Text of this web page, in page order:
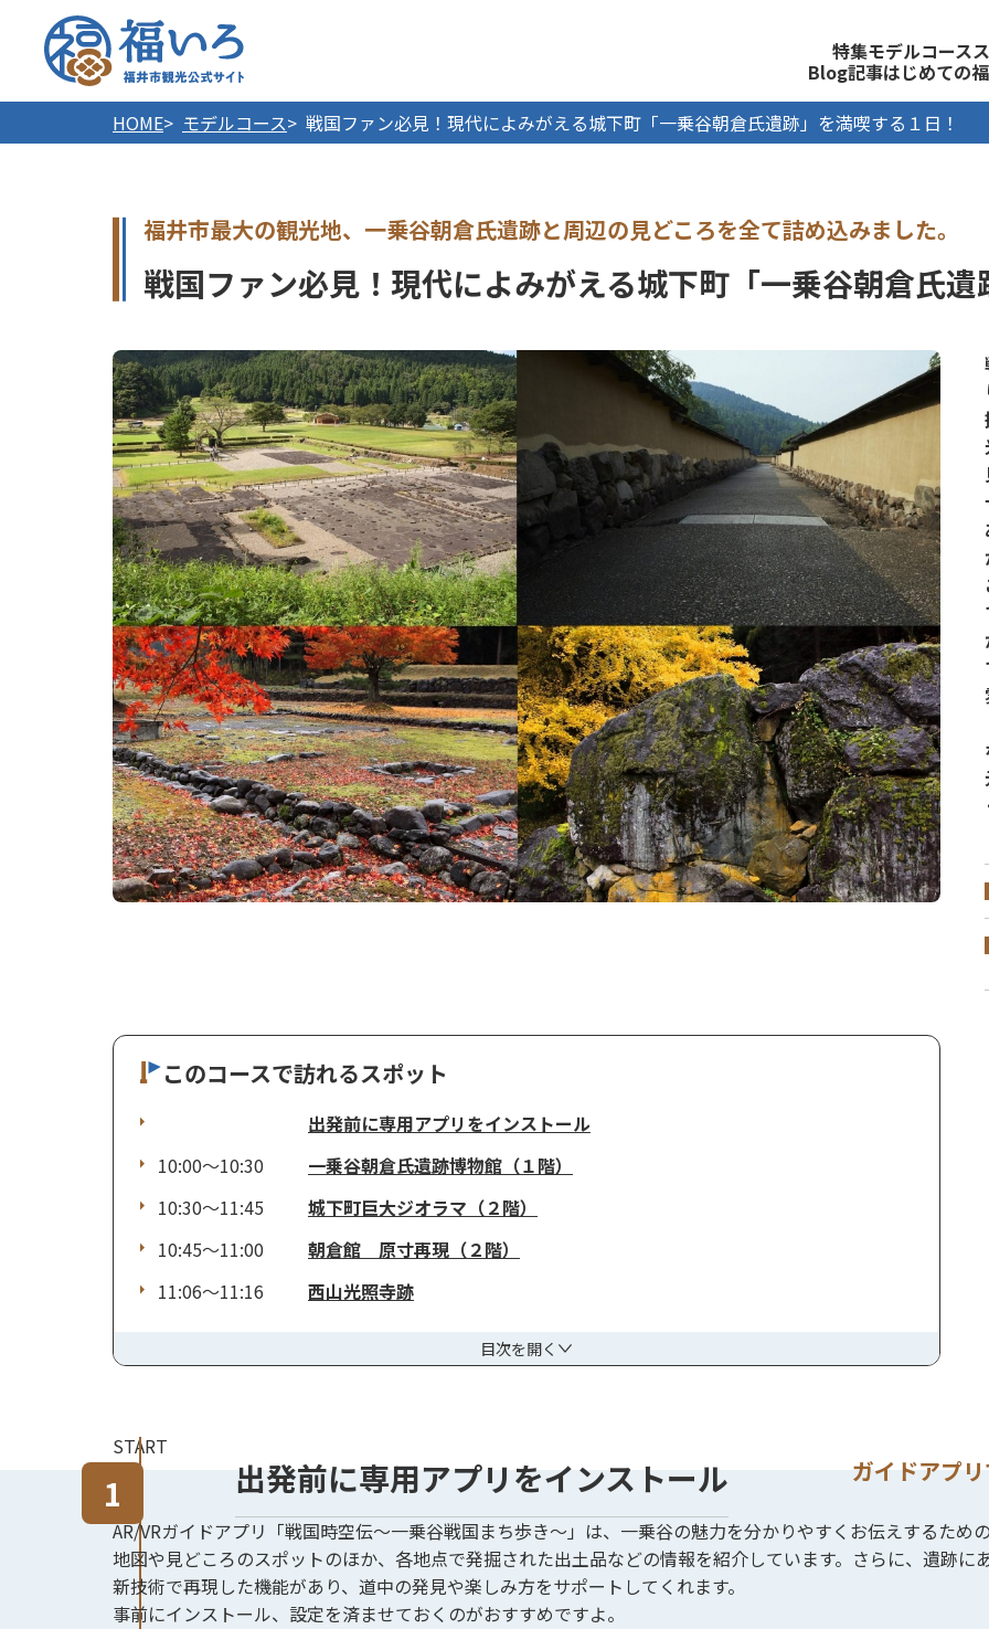
福井市観光公式サイ
特集モデルコース
Blog記事はじめての
HOME モデルコース 戦国ファン必見！現代によみがえる城下町「一乗谷朝倉氏遺跡」を満喫する１日！
戦国ファン必見！現代によみがえる城下町「一乗谷朝倉氏遺
このコースで訪れるスポット
出発前に専用アプリをインストール
一乗谷朝倉氏遺跡博物館（１階）
10:00～10:30
城下町巨大ジオラマ（２階）
10:30～11:45
朝倉館 原寸再現（２階）
10:45～11:00
西山光照寺跡
11:06～11:16
目次を開く
START
出発前に専用アプリをインストール ガイドアプ
AR/VRガイドアプリ「戦国時空伝～一乗谷戦国まち歩き～」は、一乗谷の魅力を分かりやすくお伝えするための
地図や見どころのスポットのほか、各地点で発掘された出土品などの情報を紹介しています。さらに、遺跡
新技術で再現した機能があり、道中の発見や楽しみ方をサポートしてくれます。
事前にインストール、設定を済ませておくのがおすすめですよ。